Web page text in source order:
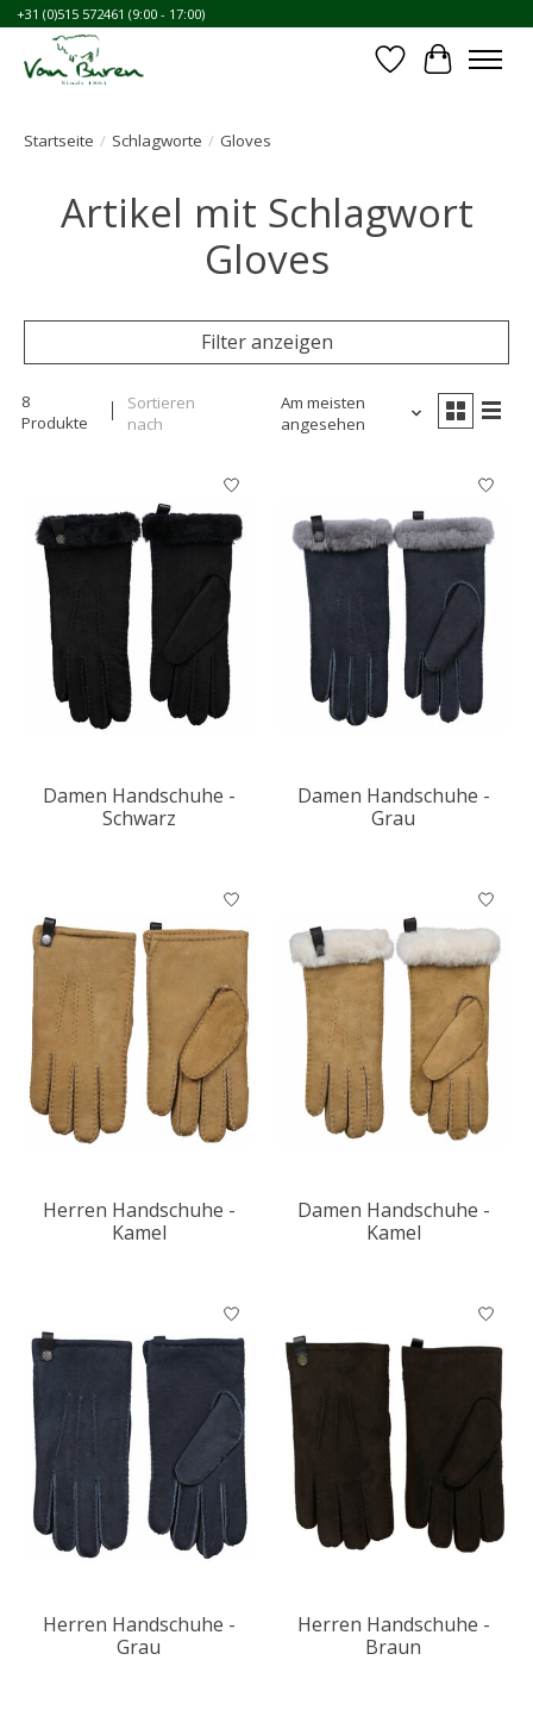
+31 (0)515 572461 (9:00 - 17:00)
Wunschzettel
Ihr
Startseite / Schlagworte / Gloves
Artikel mit Schlagwort
Gloves
Filter anzeigen
8
Produkte
Sortieren
nach
Am meisten
angesehen
Damen Handschuhe -
Schwarz
Damen Handschuhe -
Grau
Herren Handschuhe -
Kamel
Damen Handschuhe -
Kamel
Herren Handschuhe -
Grau
Herren Handschuhe -
Braun